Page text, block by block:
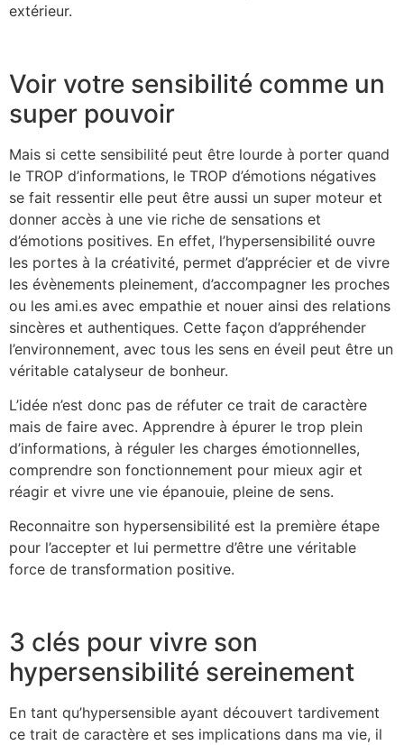
extérieur.
Voir votre sensibilité comme un
super pouvoir
Mais si cette sensibilité peut être lourde à porter quand
le TROP d’informations, le TROP d’émotions négatives
se fait ressentir elle peut être aussi un super moteur et
donner accès à une vie riche de sensations et
d’émotions positives. En effet, l’hypersensibilité ouvre
les portes à la créativité, permet d’apprécier et de vivre
les évènements pleinement, d’accompagner les proches
ou les ami.es avec empathie et nouer ainsi des relations
sincères et authentiques. Cette façon d’appréhender
l’environnement, avec tous les sens en éveil peut être un
véritable catalyseur de bonheur.
L’idée n’est donc pas de réfuter ce trait de caractère
mais de faire avec. Apprendre à épurer le trop plein
d’informations, à réguler les charges émotionnelles,
comprendre son fonctionnement pour mieux agir et
réagir et vivre une vie épanouie, pleine de sens.
Reconnaitre son hypersensibilité est la première étape
pour l’accepter et lui permettre d’être une véritable
force de transformation positive.
3 clés pour vivre son
hypersensibilité sereinement
En tant qu’hypersensible ayant découvert tardivement
ce trait de caractère et ses implications dans ma vie, il